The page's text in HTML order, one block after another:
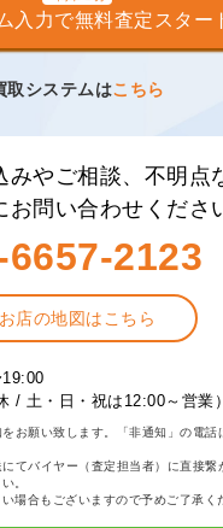
入力で無料査定スター
取システムはこちら
みやご相談、不明点
お問い合わせくださ
6657-2123
お店の地図はこちら
/ 土・日・祝は12:00～営業）
お願い致します。「非通知」の電話
てバイヤー（査定担当者）に直接繋
。
場合もございますので予めご了承く